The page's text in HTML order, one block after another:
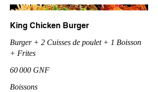
King Chicken Burger
Burger + 2 Cuisses de poulet + 1 Boisson
+ Frites
60 000 GNF
Boissons